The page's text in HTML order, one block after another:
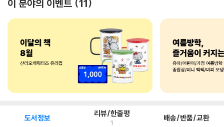
이 분야의 이벤트 11
도서정보 리뷰/한줄평
1 배송/반품/교환